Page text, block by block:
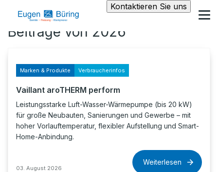
Kontaktieren Sie uns
Beiträge von 2026
Marken & Produkte Verbraucherinfos
Vaillant aroTHERM perform
Leistungsstarke Luft-Wasser-Wärmepumpe (bis 20 kW)
für große Neubauten, Sanierungen und Gewerbe – mit
hoher Vorlauftemperatur, flexibler Aufstellung und Smart-
Home-Anbindung.
03. August 2026
Weiterlesen